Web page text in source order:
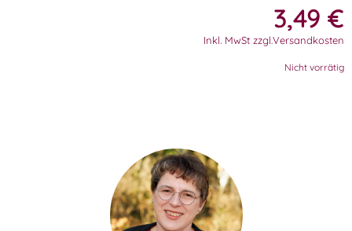
3,49 €
Inkl. MwSt zzgl.Versandkosten
Nicht vorrätig